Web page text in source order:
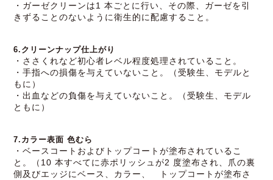
・ガーゼクリーンは1 本ごとに行い、その際、ガーゼを引
きずることのないように衛生的に配慮すること。
6.クリーンナップ仕上がり
・ささくれなど初心者レベル程度処理されていること。
・手指への損傷を与えていないこと。（受験生、モデルと
もに）
・出血などの負傷を与えていないこと。（受験生、モデル
ともに）
7.カラー表面 色むら
・ベースコートおよびトップコートが塗布されているこ
と。（10 本すべてに赤ポリッシュが2 度塗布され、爪の裏
側及びエッジにベース、カラー、 トップコートが塗布さ